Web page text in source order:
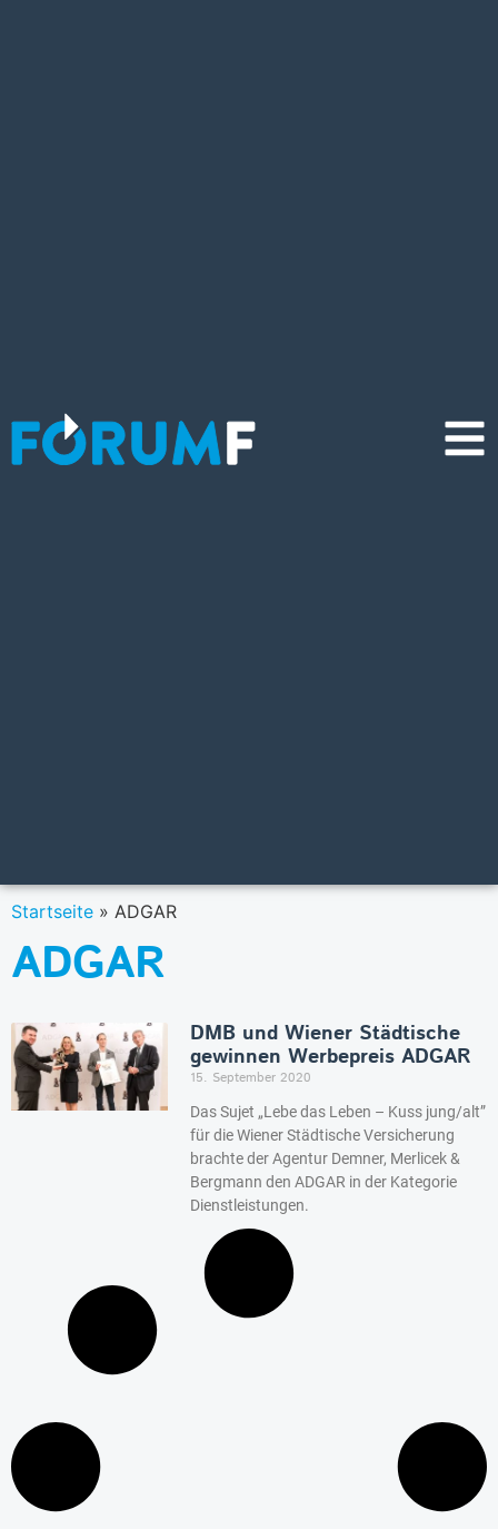
Startseite » ADGAR
ADGAR
DMB und Wiener Städtische
gewinnen Werbepreis ADGAR
15. September 2020
Das Sujet „Lebe das Leben – Kuss jung/alt”
für die Wiener Städtische Versicherung
brachte der Agentur Demner, Merlicek &
Bergmann den ADGAR in der Kategorie
Dienstleistungen.